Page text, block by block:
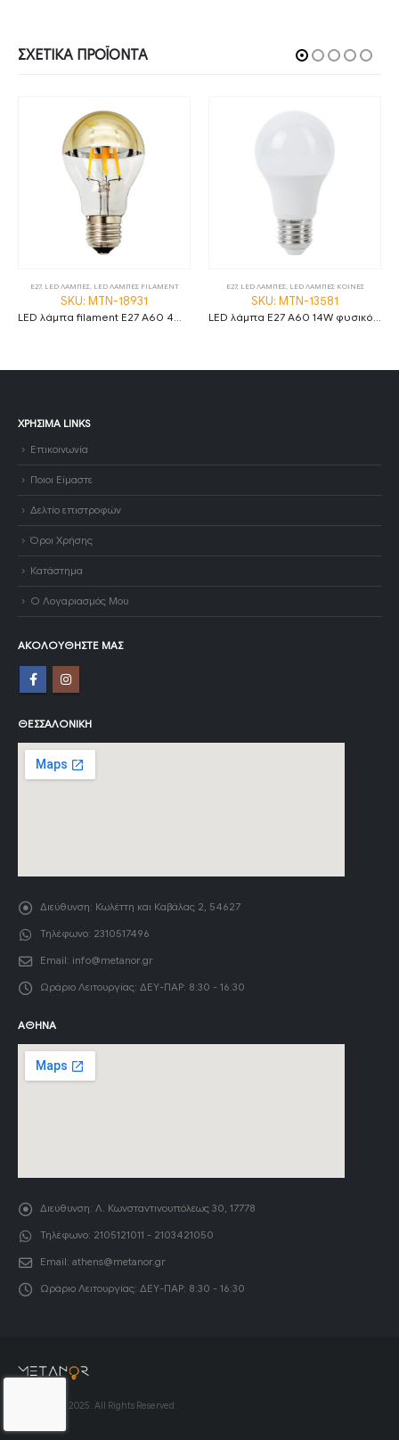
ΣΧΕΤΙΚΆ ΠΡΟΪΌΝΤΑ
E27, LED ΛΑΜΠΕΣ, LED ΛΑΜΠΕΣ FILAMENT
SKU: MTN-18931
E27, LED ΛΑΜΠΕΣ, LED ΛΑΜΠΕΣ ΚΟΙΝΕΣ
SKU: MTN-13581
ΧΡΉΣΙΜΑ LINKS
Επικοινωνία
Ποιοι Είμαστε
Δελτίο επιστροφών
Όροι Χρήσης
Κατάστημα
Ο Λογαριασμός Μου
ΑΚΟΛΟΥΘΉΣΤΕ ΜΑΣ
ΘΕΣΣΑΛΟΝΊΚΗ
Διεύθυνση: Κωλέττη και Καβάλας 2, 54627
Τηλέφωνο: 2310517496
Email: info@metanor.gr
Ωράριο Λειτουργίας: ΔΕΥ-ΠΑΡ: 8:30 - 16:30
ΑΘΉΝΑ
Διεύθυνση: Λ. Κωνσταντινουπόλεως 30, 17778
Τηλέφωνο: 2105121011 - 2103421050
Email: athens@metanor.gr
Ωράριο Λειτουργίας: ΔΕΥ-ΠΑΡ: 8:30 - 16:30
© Copyright 2025. All Rights Reserved.